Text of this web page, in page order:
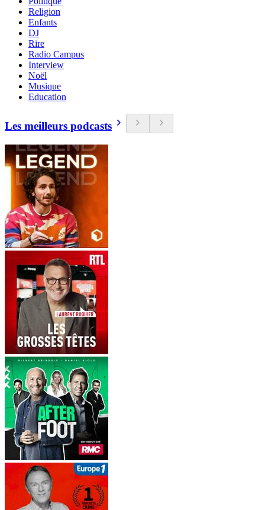
Religion
Enfants
DJ
Rire
Radio Campus
Interview
Noël
Musique
Education
Les meilleurs podcasts